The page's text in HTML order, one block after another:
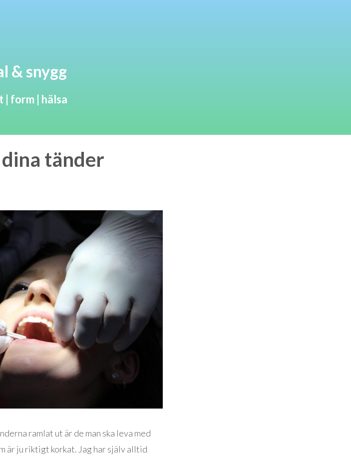
& snygg
| form | hälsa
tänder
ramlat ut är de man ska leva med
är ju riktigt korkat. Jag har själv alltid